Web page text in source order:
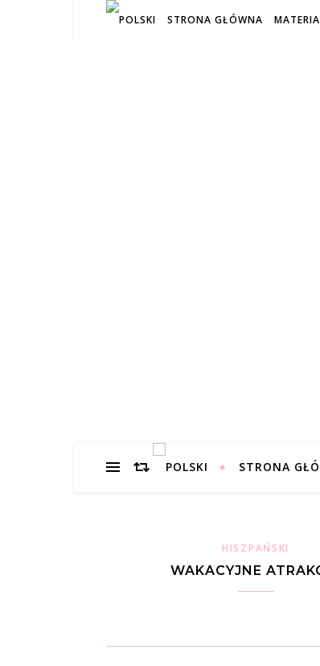
STRONA GŁÓWNA
STRONA
HISZPAŃSKI
WAKACYJNE